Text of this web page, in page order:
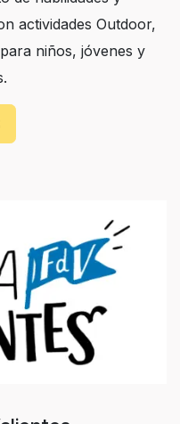
actividades Outdoor,
niños, jóvenes y